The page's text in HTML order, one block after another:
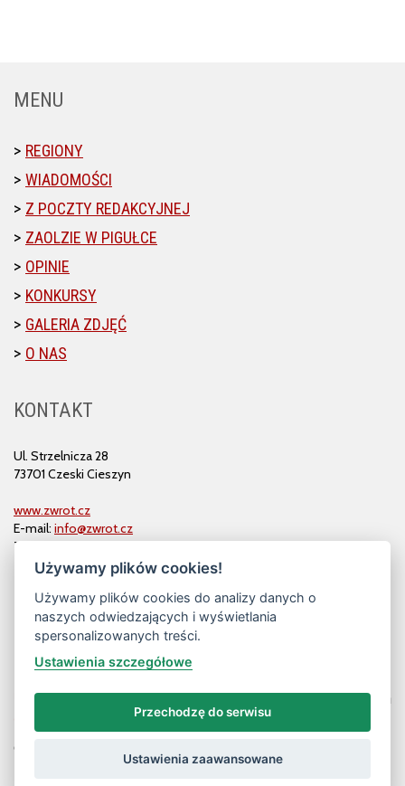
MENU
REGIONY
WIADOMOŚCI
Z POCZTY REDAKCYJNEJ
ZAOLZIE W PIGUŁCE
OPINIE
KONKURSY
GALERIA ZDJĘĆ
O NAS
KONTAKT
Ul. Strzelnicza 28
73701 Czeski Cieszyn
www.zwrot.cz
E-mail: info@zwrot.cz
Tel. i faks: 558 711 582
© ZWROT
Używamy plików cookies!
Używamy plików cookies do analizy danych o
naszych odwiedzających i wyświetlania
spersonalizowanych treści.
Ustawienia szczegółowe
Przechodzę do serwisu
Ustawienia zaawansowane